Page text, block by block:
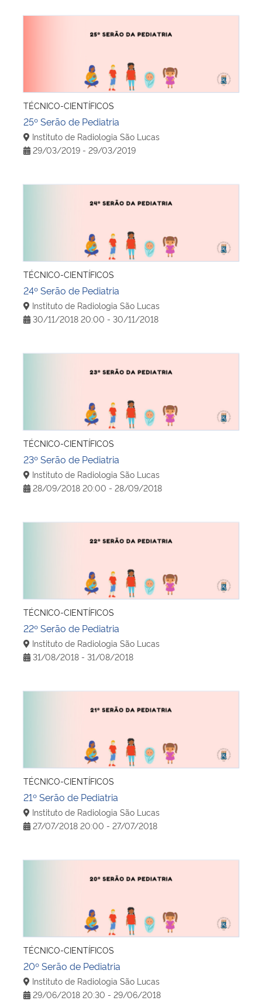
TÉCNICO-CIENTÍFICOS
25º Serão de Pediatria
Instituto de Radiologia São Lucas
29/03/2019 - 29/03/2019
TÉCNICO-CIENTÍFICOS
24º Serão de Pediatria
Instituto de Radiologia São Lucas
30/11/2018 20:00 - 30/11/2018
TÉCNICO-CIENTÍFICOS
23º Serão de Pediatria
Instituto de Radiologia São Lucas
28/09/2018 20:00 - 28/09/2018
TÉCNICO-CIENTÍFICOS
22º Serão de Pediatria
Instituto de Radiologia São Lucas
31/08/2018 - 31/08/2018
TÉCNICO-CIENTÍFICOS
21º Serão de Pediatria
Instituto de Radiologia São Lucas
27/07/2018 20:00 - 27/07/2018
TÉCNICO-CIENTÍFICOS
20º Serão de Pediatria
Instituto de Radiologia São Lucas
29/06/2018 20:30 - 29/06/2018